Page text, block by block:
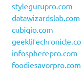
stylegurupro.com
datawizardslab.com
cubiqio.com
infospherepro.com
foodiesavorpro.com